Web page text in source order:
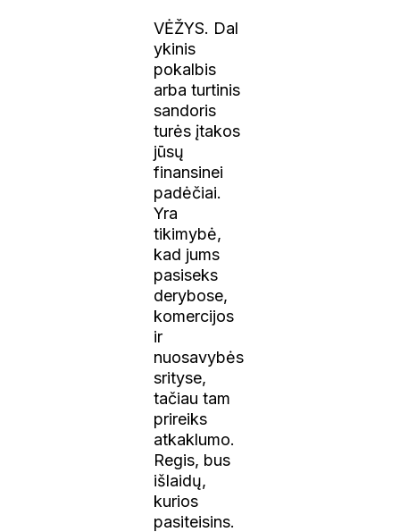
VĖŽYS. Dal
ykinis
pokalbis
arba turtinis
sandoris
turės įtakos
jūsų
finansinei
padėčiai.
Yra
tikimybė,
kad jums
pasiseks
derybose,
komercijos
ir
nuosavybės
srityse,
tačiau tam
prireiks
atkaklumo.
Regis, bus
išlaidų,
kurios
pasiteisins.